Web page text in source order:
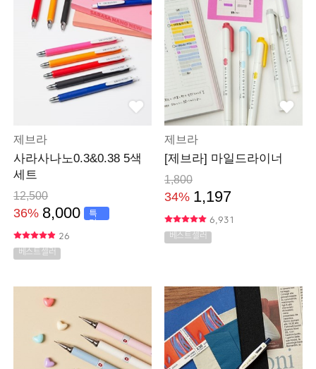
제브라
사라사나노0.3&0.38 5색
세트
12,500
36% 8,000
특
가
26
베스트셀러
제브라
[제브라] 마일드라이너
1,800
34% 1,197
6,931
베스트셀러